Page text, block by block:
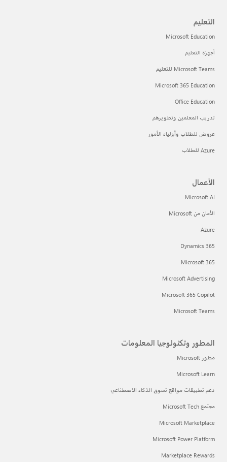
التعليم
Microsoft Education
أجهزة التعليم
Microsoft Teams للتعليم
Microsoft 365 Education
Office Education
تدريب المعلمين وتطويرهم
عروض للطلاب وأولياء الأمور
Azure للطلاب
الأعمال
Microsoft AI
الأمان من Microsoft
Azure
Dynamics 365
Microsoft 365
Microsoft Advertising
Microsoft 365 Copilot
Microsoft Teams
المطور وتكنولوجيا المعلومات
مطور Microsoft
Microsoft Learn
دعم تطبيقات مواقع تسوق الذكاء الاصطناعي
مجتمع Microsoft Tech
Microsoft Marketplace
Microsoft Power Platform
Marketplace Rewards